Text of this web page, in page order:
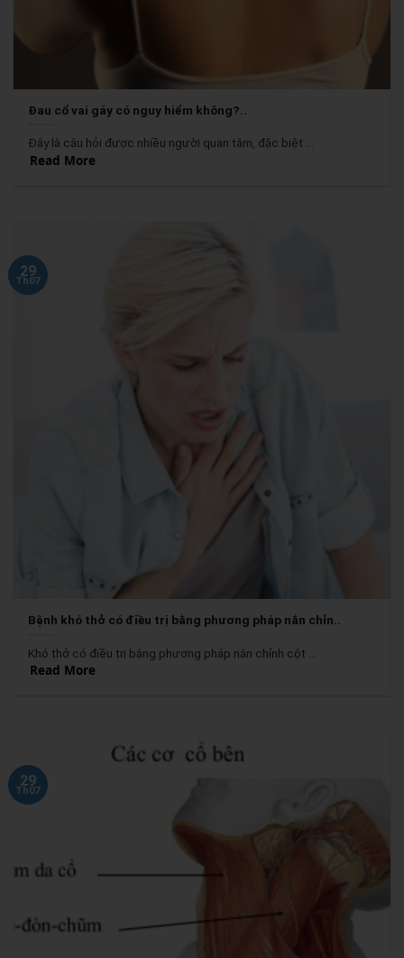
Đau cổ vai gáy có nguy hiểm không?..
Đây là câu hỏi được nhiều người quan tâm, đặc biệt ...
Read More
Bệnh khó thở có điều trị bằng phương pháp nắn chỉn..
Khó thở có điều trị bằng phương pháp nắn chỉnh cột ...
Read More
29
Th07
29
Th07